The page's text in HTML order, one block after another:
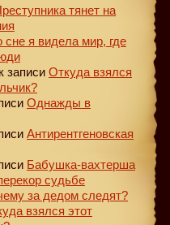
тянет на
сне я видела мир, где
к записи Откуда взялся
Однажды в
Антирентгеновская
Бабушка-вахтерша
судьбе
за дедом следят?
взялся этот